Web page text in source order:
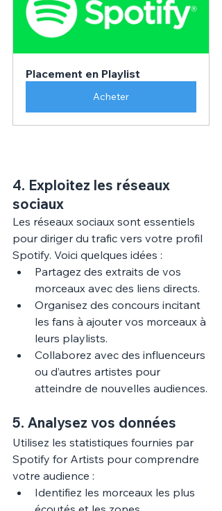
Placement en Playlist
Acheter
4. Exploitez les réseaux
sociaux
Les réseaux sociaux sont essentiels
pour diriger du trafic vers votre profil
Spotify. Voici quelques idées :
Partagez des extraits de vos
morceaux avec des liens directs.
Organisez des concours incitant
les fans à ajouter vos morceaux à
leurs playlists.
Collaborez avec des influenceurs
ou d’autres artistes pour
atteindre de nouvelles audiences.
5. Analysez vos données
Utilisez les statistiques fournies par
Spotify for Artists pour comprendre
votre audience :
Identifiez les morceaux les plus